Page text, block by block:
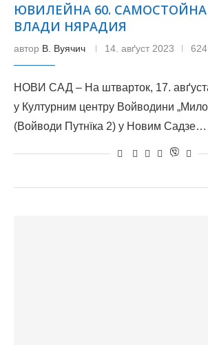
ЮВИЛЕЙНА 60.
ВЛАДИ НЯРАДИЯ
автор В. Вуячич 14. авґуст 2023
НОВИ САД – На штварток, 17.
у Културним центру Войводини
(Войводи Путнїка 2) у Новим Садзе…